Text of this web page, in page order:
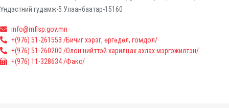
Үндэстний гудамж-5 Улаанбаатар-15160
info@mflsp.gov.mn
+(976) 51-261553 /Бичиг хэрэг, өргөдөл, гомдол/
+(976) 51-260200 /Олон нийттэй харилцах ахлах мэргэжилтэн/
+(976) 11-328634 /Факс/